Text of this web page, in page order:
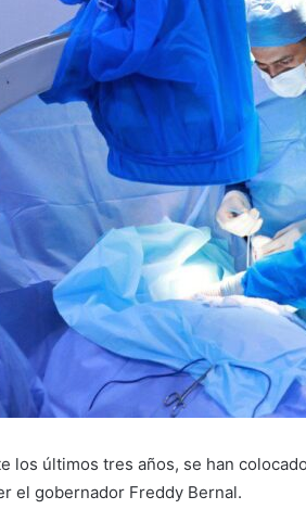
los últimos tres años, se han
el gobernador Freddy Bernal.